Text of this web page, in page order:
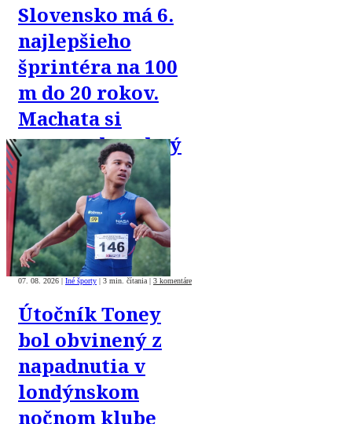
Slovensko má 6.
najlepšieho
šprintéra na 100
m do 20 rokov.
Machata si
vyrovnal osobný
rekord
07. 08. 2026 | Iné športy | 3 min. čítania | 3 komentáre
Útočník Toney
bol obvinený z
napadnutia v
londýnskom
nočnom klube